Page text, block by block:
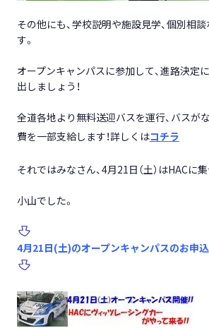
その他にも、学校説明や施設見学、個別相
す。
オープンキャンパスに参加して、進路決定
出しましょう！
全道各地より無料送迎バスを運行、バスが
費を一部支給します！詳しくはコチラ
それではみなさん、4月21日（土）はHACに集
小山でした。
4月21日(土)のオープンキャンパスのお申